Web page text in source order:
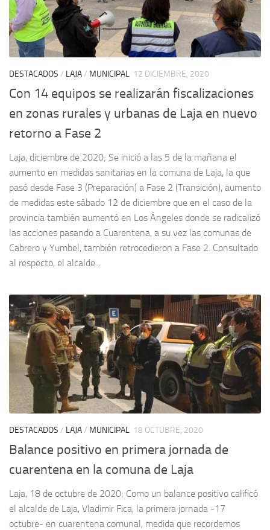
DESTACADOS / LAJA/ MUNICIPAL 12 DICIEMBRE, 2020
Con 14 equipos se realizarán fiscalizaciones
en zonas rurales y urbanas de Laja en nuevo
retorno a Fase 2
Laja, diciembre de 2020; Se inició a las 5 de la mañana el
aumento en medidas sanitarias en la comuna de Laja, la que
pasó desde Fase 3 (Preparación) a Fase 2 (Transición), aumento
de medidas este sábado 12 de diciembre que en el caso de la
provincia también aumentó en Los Ángeles donde se radicalizó
las acciones pasando a Cuarentena, a su vez las comunas de
Cabrero y Yumbel, también retrocedieron a Fase 2. Consultado
al respecto, el alcalde...
DESTACADOS / LAJA/ MUNICIPAL 18 OCTUBRE, 2020
Balance positivo en primera jornada de
cuarentena en la comuna de Laja
Laja, 18 de octubre de 2020; Como un balance positivo calificó
el alcalde de Laja, Vladimir Fica, la primera jornada -17
octubre- en cuarentena comunal, medida que recordemos